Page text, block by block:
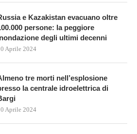
e Kazakistan evacuano oltre
persone: la peggiore
degli ultimi decenni
Aprile 2024
tre morti nell’esplosione
la centrale idroelettrica di
Aprile 2024